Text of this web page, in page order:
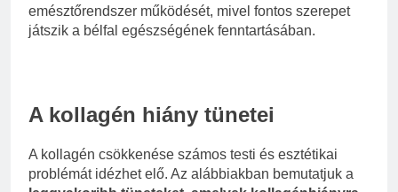
emésztőrendszer működését, mivel fontos szerepet
játszik a bélfal egészségének fenntartásában.
A kollagén hiány tünetei
A kollagén csökkenése számos testi és esztétikai
problémát idézhet elő. Az alábbiakban bemutatjuk a